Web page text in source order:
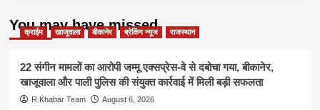
You may have missed
क्राईम खाजूवाला बीकानेर ब्रेकिंग न्यूज राजस्थान
22 संगीन मामलों का आरोपी जम्मू एक्सप्रेस-वे से दबोचा गया, बीकानेर,
खाजूवाला और पाली पुलिस की संयुक्त कार्रवाई में मिली बड़ी सफलता
R.Khabar Team August 6, 2026